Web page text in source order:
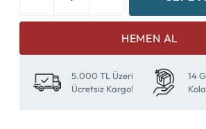
HEMEN AL
5.000 TL Üzeri
Ücretsiz Kargo!
14